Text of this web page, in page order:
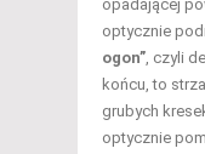
opadającej
optycznie
ogon”, czyli
końcu, to
grubych
optycznie